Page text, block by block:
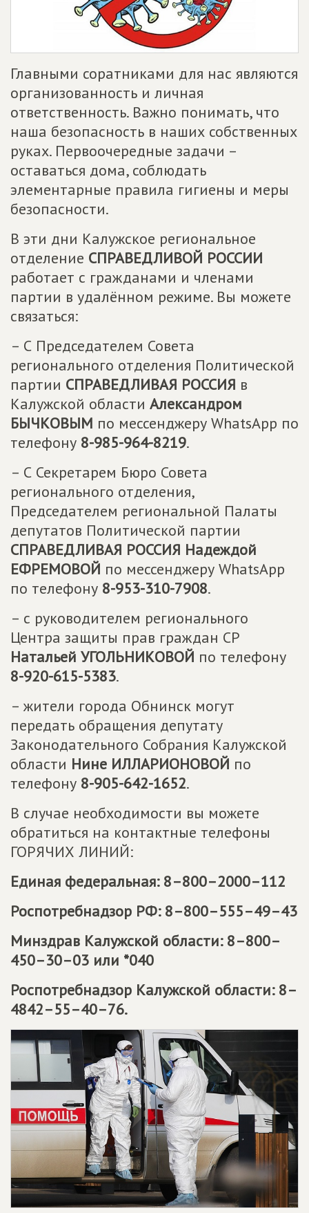
Главными соратниками для нас являются
организованность и личная
ответственность. Важно понимать, что
наша безопасность в наших собственных
руках. Первоочередные задачи –
оставаться дома, соблюдать
элементарные правила гигиены и меры
безопасности.
В эти дни Калужское региональное
отделение СПРАВЕДЛИВОЙ РОССИИ
работает с гражданами и членами
партии в удалённом режиме. Вы можете
связаться:
– С Председателем Совета
регионального отделения Политической
партии СПРАВЕДЛИВАЯ РОССИЯ в
Калужской области Александром
БЫЧКОВЫМ по мессенджеру WhatsApp по
телефону 8-985-964-8219.
– С Секретарем Бюро Совета
регионального отделения,
Председателем региональной Палаты
депутатов Политической партии
СПРАВЕДЛИВАЯ РОССИЯ Надеждой
ЕФРЕМОВОЙ по мессенджеру WhatsApp
по телефону 8-953-310-7908.
– с руководителем регионального
Центра защиты прав граждан СР
Натальей УГОЛЬНИКОВОЙ по телефону
8-920-615-5383.
– жители города Обнинск могут
передать обращения депутату
Законодательного Собрания Калужской
области Нине ИЛЛАРИОНОВОЙ по
телефону 8-905-642-1652.
В случае необходимости вы можете
обратиться на контактные телефоны
ГОРЯЧИХ ЛИНИЙ:
Единая федеральная: 8–800–2000–112
Роспотребнадзор РФ: 8–800–555–49–43
Минздрав Калужской области: 8–800–
450–30–03 или *040
Роспотребнадзор Калужской области: 8–
4842–55–40–76.